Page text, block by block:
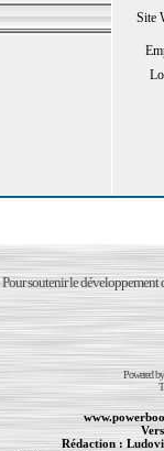
Site
Pour soutenir le développement
Powered
Rédaction :